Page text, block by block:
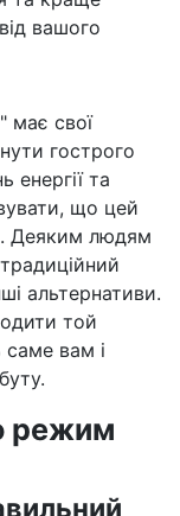
вашого
має свої
гострого
енергії та
що цей
Деяким людям
альтернативи.
той
вам і
режим